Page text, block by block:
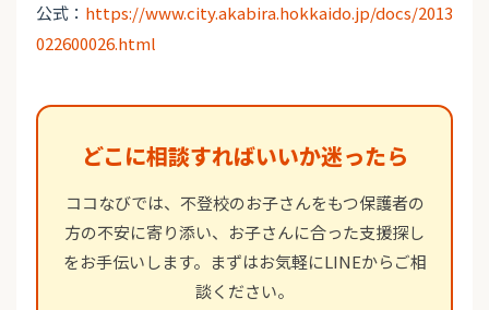
公式： https://www.city.akabira.hokkaido.jp/docs/2013
022600026.html
どこに相談すればいいか迷ったら
ココなびでは、不登校のお子さんをもつ保護者の
方の不安に寄り添い、お子さんに合った支援探し
をお手伝いします。まずはお気軽にLINEからご相
談ください。